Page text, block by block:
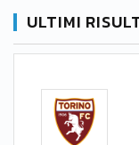
ULTIMI